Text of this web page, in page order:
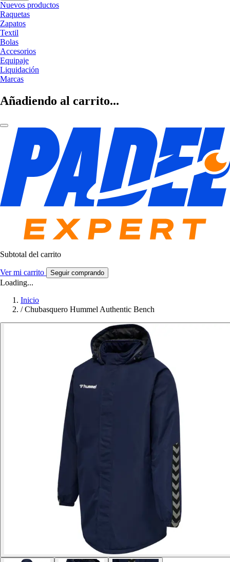
Nuevos productos
Raquetas
Zapatos
Textil
Bolas
Accesorios
Equipaje
Liquidación
Marcas
Añadiendo al carrito...
Subtotal del carrito
Ver mi carrito Seguir comprando
Loading...
Inicio
/ Chubasquero Hummel Authentic Bench